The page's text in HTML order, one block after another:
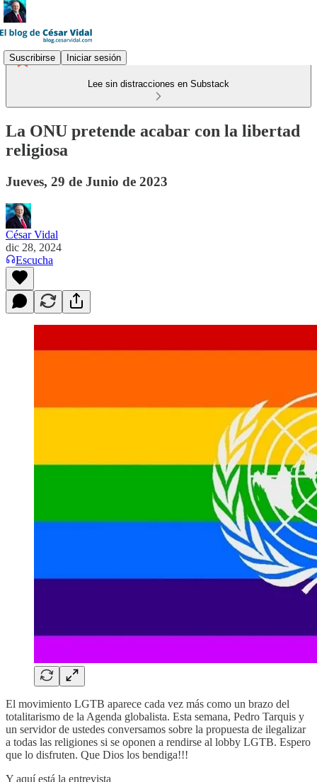
Suscribirse Iniciar sesión
Lee sin distracciones en Substack
La ONU pretende acabar con la libertad
religiosa
Jueves, 29 de Junio de 2023
César Vidal
dic 28, 2024
Escucha
El movimiento LGTB aparece cada vez más como un brazo del
totalitarismo de la Agenda globalista. Esta semana, Pedro Tarquis y
un servidor de ustedes conversamos sobre la propuesta de ilegalizar
a todas las religiones si se oponen a rendirse al lobby LGTB. Espero
que lo disfruten. Que Dios los bendiga!!!
Y aquí está la entrevista